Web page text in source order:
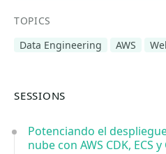
TOPICS
Data Engineering
AWS
SESSIONS
Potenciando el
nube con AWS CDK, ECS